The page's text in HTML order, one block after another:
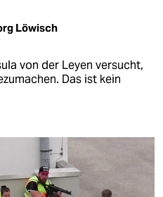
Löwisch
von der Leyen versucht,
Das ist kein